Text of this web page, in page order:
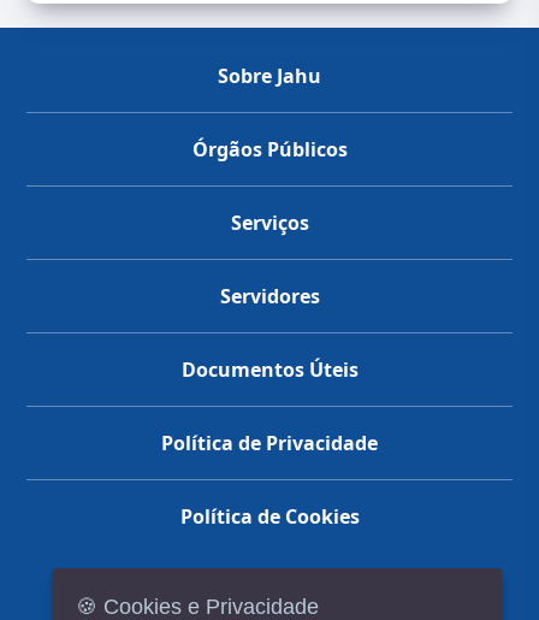
Sobre Jahu
Órgãos Públicos
Serviços
Servidores
Documentos Úteis
Política de Privacidade
Política de Cookies
🍪 Cookies e Privacidade